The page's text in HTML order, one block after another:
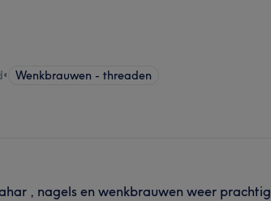
• Wenkbrauwen - threaden
, nagels en wenkbrauwen weer prachtig